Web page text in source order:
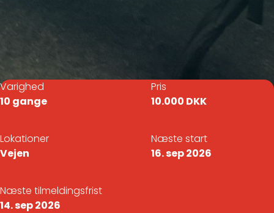
Varighed
10 gange
Pris
10.000 DKK
Næste start
16. sep 2026
Lokationer
Vejen
Næste tilmeldingsfrist
14. sep 2026